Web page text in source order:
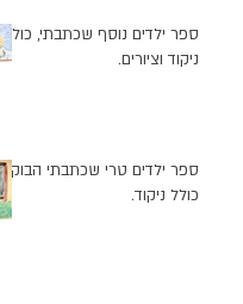
ספר ילדים נוסף שכתבתי, כולל
ניקוד וציורים.
ספר ילדים טרי שכתבתי הבוקר
כולל ניקוד.